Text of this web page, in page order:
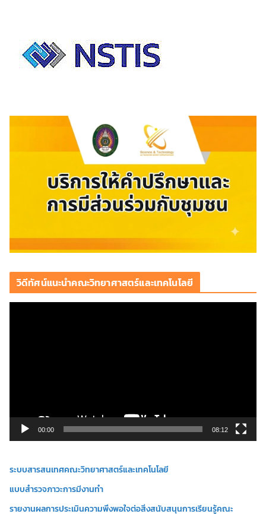
วิดีทัศน์แนะนำคณะวิทยาศาสตร์และเทคโนโลยี
ดี
อ
00:00 08:12
ระบบสารสนเทศคณะวิทยาศาสตร์และเทคโนโลยี
แบบสำรวจภาวะการมีงานทำ
รายงานผลการประเมินความพึงพอใจต่อสิ่งสนับสนุนการเรียนรู้คณะ